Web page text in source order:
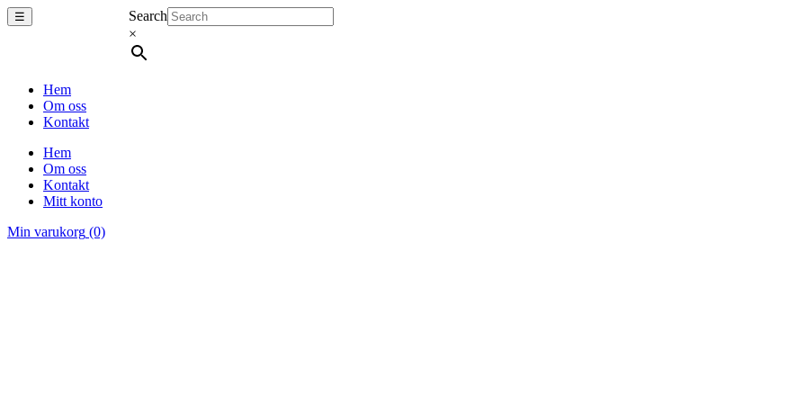
☰
Search
×
Hem
Om oss
Kontakt
Hem
Om oss
Kontakt
Mitt konto
Min varukorg (0)